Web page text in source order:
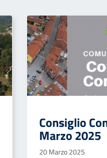
Consiglio
Marzo 2025
20 Marzo 2025